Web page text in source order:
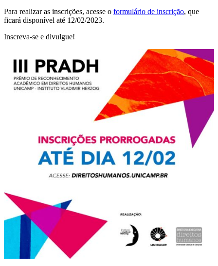
Para realizar as inscrições, acesse o formulário de inscrição, que
ficará disponível até 12/02/2023.
Inscreva-se e divulgue!